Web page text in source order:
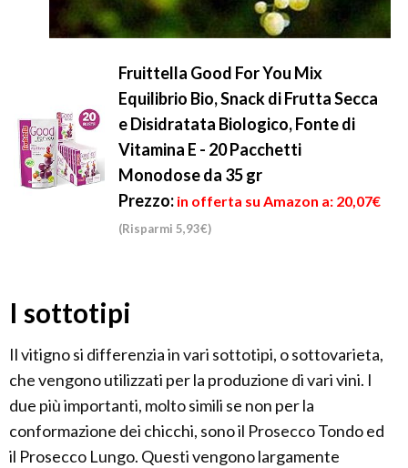
Fruittella Good For You Mix
Equilibrio Bio, Snack di Frutta Secca
e Disidratata Biologico, Fonte di
Vitamina E - 20 Pacchetti
Monodose da 35 gr
Prezzo: in offerta su Amazon a: 20,07€
(Risparmi 5,93€)
I sottotipi
Il vitigno si differenzia in vari sottotipi, o sottovarieta,
che vengono utilizzati per la produzione di vari vini. I
due più importanti, molto simili se non per la
conformazione dei chicchi, sono il Prosecco Tondo ed
il Prosecco Lungo. Questi vengono largamente